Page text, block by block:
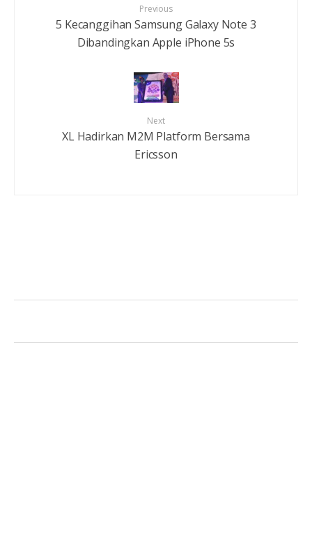
Previous
5 Kecanggihan Samsung Galaxy Note 3
Dibandingkan Apple iPhone 5s
Next
XL Hadirkan M2M Platform Bersama
Ericsson